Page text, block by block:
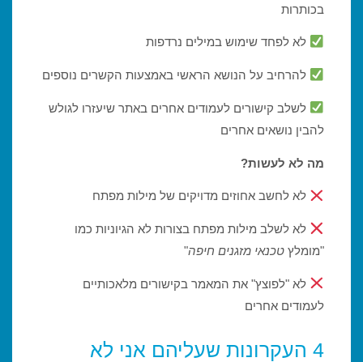
בכותרות
לא לפחד שימוש במילים נרדפות
להרחיב על הנושא הראשי באמצעות הקשרים נוספים
לשלב קישורים לעמודים אחרים באתר שיעזרו לגולש
להבין נושאים אחרים
מה לא לעשות?
לא לחשב אחוזים מדויקים של מילות מפתח
לא לשלב מילות מפתח בצורות לא הגיוניות כמו
"מומלץטכנאי מזגנים חיפה"
לא "לפוצץ" את המאמר בקישורים מלאכותיים
לעמודים אחרים
4 העקרונות שעליהם אני לא